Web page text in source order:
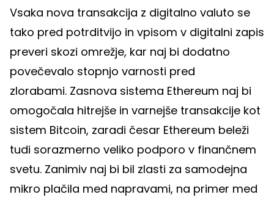
Vsaka nova transakcija z digitalno valuto se
tako pred potrditvijo in vpisom v digitalni zapis
preveri skozi omrežje, kar naj bi dodatno
povečevalo stopnjo varnosti pred
zlorabami. Zasnova sistema Ethereum naj bi
omogočala hitrejše in varnejše transakcije kot
sistem Bitcoin, zaradi česar Ethereum beleži
tudi sorazmerno veliko podporo v finančnem
svetu. Zanimiv naj bi bil zlasti za samodejna
mikro plačila med napravami, na primer med